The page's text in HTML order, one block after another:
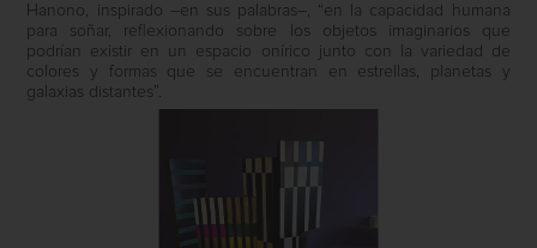
Hanono, inspirado –en sus palabras–, “en la capacidad humana
para soñar, reflexionando sobre los objetos imaginarios que
podrían existir en un espacio onírico junto con la variedad de
colores y formas que se encuentran en estrellas, planetas y
galaxias distantes”.